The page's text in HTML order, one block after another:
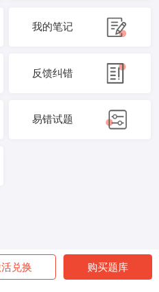
我的笔记
反馈纠错
易错试题
兑换 购买题库